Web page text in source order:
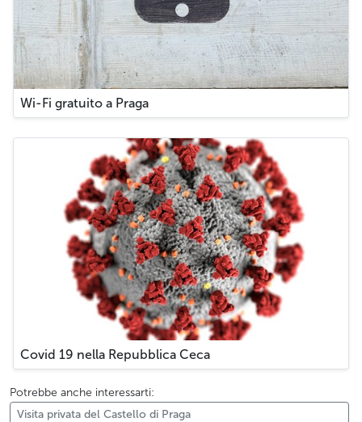
Wi-Fi gratuito a Praga
Covid 19 nella Repubblica Ceca
Potrebbe anche interessarti:
Visita privata del Castello di Praga